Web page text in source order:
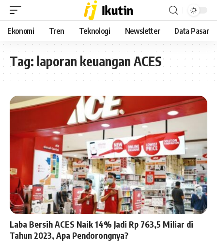
Ekonomi Tren Teknologi Newsletter Data Pasar
Tag: laporan keuangan ACES
Laba Bersih ACES Naik 14% Jadi Rp 763,5 Miliar di
Tahun 2023, Apa Pendorongnya?